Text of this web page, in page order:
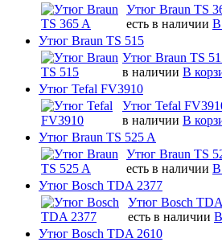
Утюг Braun TS
есть в наличии В
Утюг Braun TS 515
Утюг Braun TS
в наличии В
Утюг Tefal FV3910
Утюг Tefal
в наличии В
Утюг Braun TS 525 A
Утюг Braun TS
есть в наличии В
Утюг Bosch TDA 2377
Утюг Bosch
есть в наличии
Утюг Bosch TDA 2610